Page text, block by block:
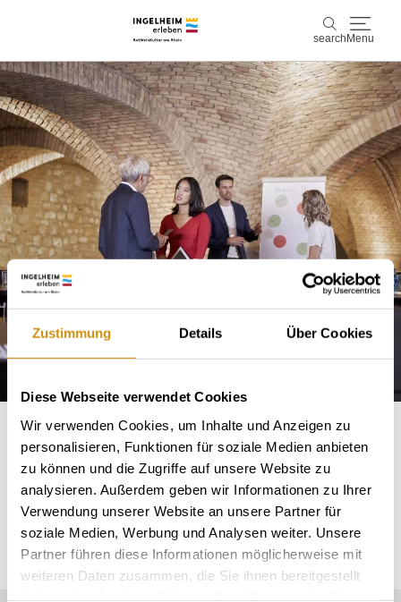
Zustimmung Details Über Cookies
Diese Webseite verwendet Cookies
Wir verwenden Cookies, um Inhalte und Anzeigen zu
personalisieren, Funktionen für soziale Medien anbieten
zu können und die Zugriffe auf unsere Website zu
analysieren. Außerdem geben wir Informationen zu Ihrer
Verwendung unserer Website an unsere Partner für
soziale Medien, Werbung und Analysen weiter. Unsere
Partner führen diese Informationen möglicherweise mit
weiteren Daten zusammen, die Sie ihnen bereitgestellt
search Menu
search
Discover & experience
Wine & Pleasure
Kaiserpfalz, history & culture
Plan & Book
Startseite Plan & Book meeting facilities
FAQs on conferences,
congresses & meetings